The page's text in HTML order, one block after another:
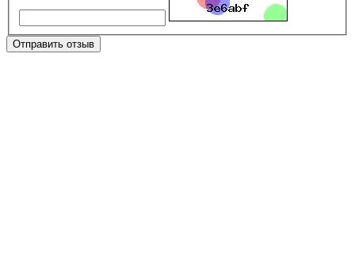
Отправить отзыв